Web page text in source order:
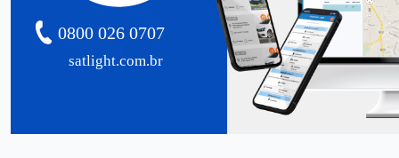
satlight.com.br
0800 026 0707